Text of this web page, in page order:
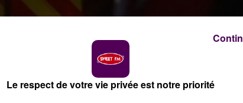
Le respect de votre vie privée est notre priorité